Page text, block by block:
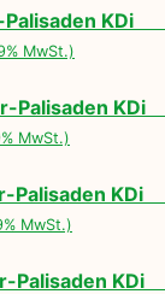
KDi
MwSt.)
Palisaden KDi
MwSt.)
Palisaden KDi
MwSt.)
Palisaden KDi